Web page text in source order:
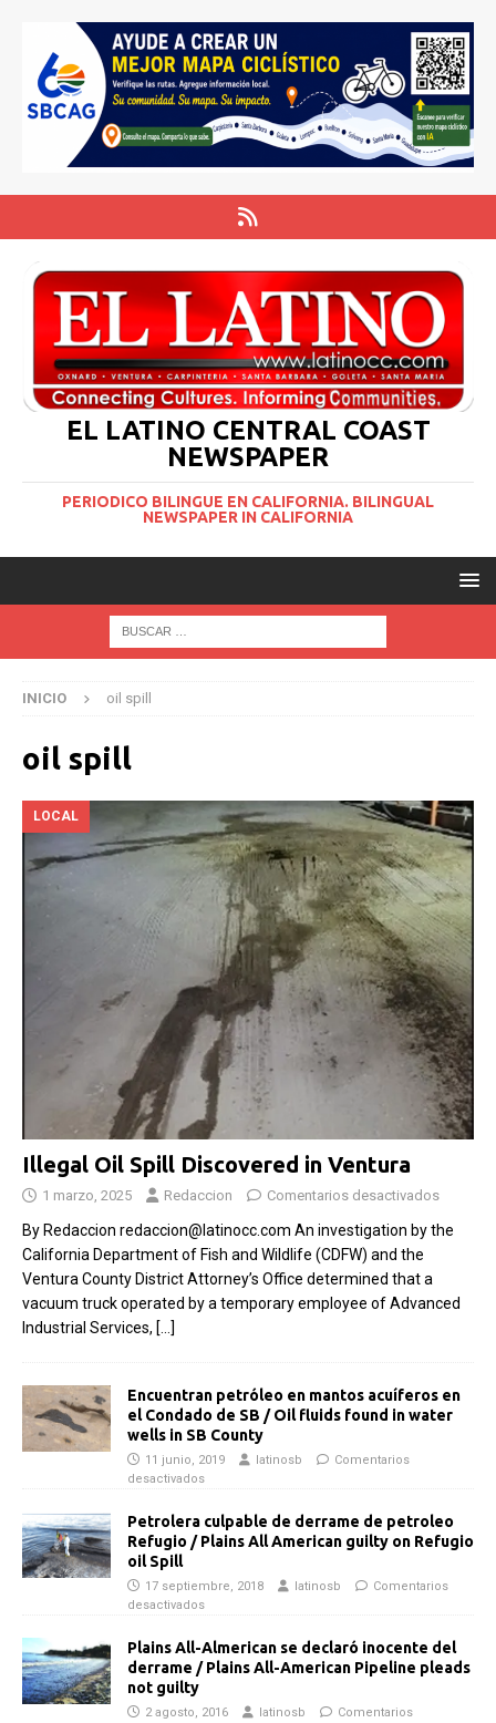
EL LATINO CENTRAL COAST
NEWSPAPER
PERIODICO BILINGUE EN CALIFORNIA. BILINGUAL
NEWSPAPER IN CALIFORNIA
INICIO oil spill
oil spill
LOCAL
Illegal Oil Spill Discovered in Ventura
1 marzo, 2025 Redaccion Comentarios desactivados
By Redaccion redaccion@latinocc.com An investigation by the
California Department of Fish and Wildlife (CDFW) and the
Ventura County District Attorney’s Office determined that a
vacuum truck operated by a temporary employee of Advanced
Industrial Services, […]
Encuentran petróleo en mantos acuíferos en
el Condado de SB / Oil fluids found in water
wells in SB County
11 junio, 2019 latinosb
Comentarios
desactivados
Petrolera culpable de derrame de petroleo
Refugio / Plains All American guilty on Refugio
oil Spill
17 septiembre, 2018 latinosb
Comentarios
desactivados
Plains All-Almerican se declaró inocente del
derrame / Plains All-American Pipeline pleads
not guilty
2 agosto, 2016 latinosb
Comentarios